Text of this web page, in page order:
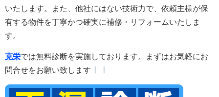
いたします。また
、他社にはない技術力で、依頼主様が保
有する物件を丁寧かつ確実に補修・リフォームいたしま
す。
克栄では無料診断を実施しております。まずはお気軽にお
問合せをお願い致します